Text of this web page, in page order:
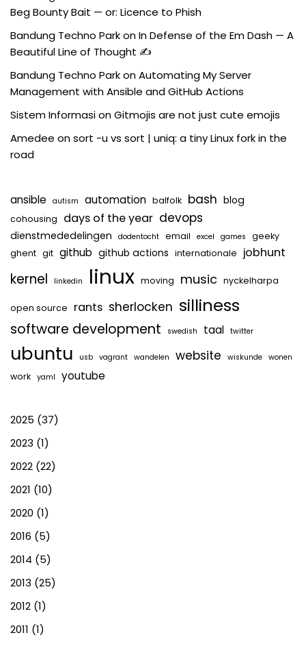
Beg Bounty Bait — or: Licence to Phish
Bandung Techno ParkonIn Defense of the Em Dash — A
Beautiful Line of Thought ✍️
Bandung Techno ParkonAutomating My Server
Management with Ansible and GitHub Actions
Sistem InformasionGitmojis are not just cute emojis
Amedee onsort -u vs sort | uniq: a tiny Linux fork in the
road
ansible autism automation balfolk bash blog
cohousing days of the year devops
dienstmededelingen dodentocht email excel games
geeky
ghent git github github actions internationale jobhunt
kernel linkedin linux moving music nyckelharpa
open source rants sherlocken silliness
software development swedish taal twitter
ubuntu usb vagrant wandelen website wiskunde wonen
work yaml youtube
2025 (37)
2023 (1)
2022 (22)
2021 (10)
2020 (1)
2016 (5)
2014 (5)
2013 (25)
2012 (1)
2011 (1)